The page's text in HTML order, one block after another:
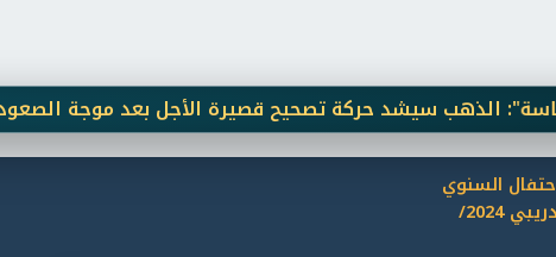
سيشد حركة تصحيح قصيرة الأجل بعد موجة الصعود الأخيرة
السنوي
بيوم التدريب للعام التدريبي 2024/